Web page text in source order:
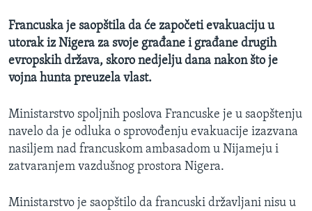
Jezici
Francuska je saopštila da će započeti evakuaciju u
utorak iz Nigera za svoje građane i građane drugih
evropskih država, skoro nedjelju dana nakon što je
vojna hunta preuzela vlast.
Ministarstvo spoljnih poslova Francuske je u saopštenju
navelo da je odluka o sprovođenju evakuacije izazvana
nasiljem nad francuskom ambasadom u Nijameju i
zatvaranjem vazdušnog prostora Nigera.
Ministarstvo je saopštilo da francuski državljani nisu u